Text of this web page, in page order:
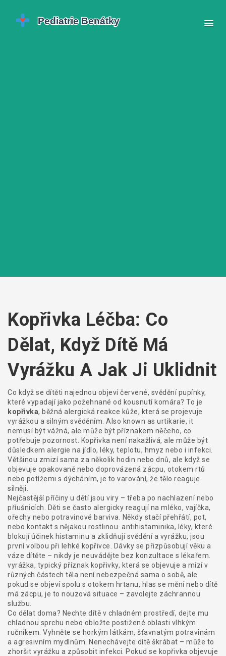
Kopřivka Léčba: Co
Dělat, Když Dítě Má
Vyrážku A Jak Ji Uklidnit
Co když se dítěti najednou objeví červené, svědění pupínky,
které vypadají jako požehnané od kousnutí komára? To je
kopřivka, běžná alergická reakce kůže, která se projevuje
vyrážkou a silným svěděním . Also known as urtikarie, it
nemusí být vážná, ale může být příznakem něčeho, co
potřebuje pozornost
Kopřivka není nakažlivá, ale může být
důsledkem alergie na jídlo, léky, teplotu, hmyz nebo i infekci.
Většinou zmizí sama za několik hodin nebo dnů, ale když se
objevuje opakovaně nebo doprovázená zácpu, otokem rtů
nebo potížemi s dýcháním, je to varování, že tělo reaguje
silněji.
Nejčastější příčiny u dětí jsou viry – třeba po nachlazení nebo
příušnicích. Děti se často alergicky reagují na mléko, vajíčka,
ořechy nebo potravinové barviva. Někdy stačí přehřátí, pot,
nebo kontakt s nějakou rostlinou. antihistaminika, léky, které
blokují účinek histaminu a zklidňují svědění a vyrážku, jsou
první volbou při lehké kopřivce. Dávky se přizpůsobují věku a
váze dítěte – nikdy je neuvádějte bez konzultace s lékařem.
vyrážka, typický příznak kopřivky, která se objevuje a mizí v
různých částech těla není nebezpečná sama o sobě, ale
pokud se objeví spolu s otokem hrtanu, hlas se mění nebo dítě
má zácpu, je to nouzová situace – zavolejte záchrannou
službu.
Co dělat doma? Nechte dítě v chladném prostředí, dejte mu
chladnou sprchu nebo obložte postižené oblasti vlhkým
ručníkem. Vyhněte se horkým látkám, šťavnatým potravinám
a agresivním mydlnům. Nenechávejte dítě škrábat – může to
zhoršit vyrážku a způsobit infekci. Pokud se kopřivka objevuje